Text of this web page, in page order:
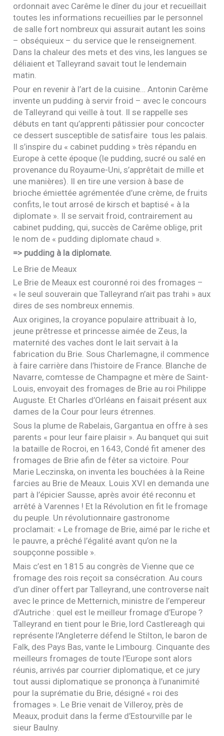
ordonnait avec Carême le dîner du jour et recueillait
toutes les informations recueillies par le personnel
de salle fort nombreux qui assurait autant les soins
– obséquieux – du service que le renseignement.
Dans la chaleur des mets et des vins, les langues se
déliaient et Talleyrand savait tout le lendemain
matin.
Pour en revenir à l’art de la cuisine… Antonin Carême
invente un pudding à servir froid – avec le concours
de Talleyrand qui veille à tout. Il se rappelle ses
débuts en tant qu’apprenti pâtissier pour concocter
ce dessert susceptible de satisfaire tous les palais.
Il s’inspire du « cabinet pudding » très répandu en
Europe à cette époque (le pudding, sucré ou salé en
provenance du Royaume-Uni, s’apprêtait de mille et
une manières). Il en tire une version à base de
brioche émiettée agrémentée d’une crème, de fruits
confits, le tout arrosé de kirsch et baptisé « à la
diplomate ». Il se servait froid, contrairement au
cabinet pudding, qui, succès de Carême oblige, prit
le nom de « pudding diplomate chaud ».
=> pudding à la diplomate.
Le Brie de Meaux
Le Brie de Meaux est couronné roi des fromages –
« le seul souverain que Talleyrand n’ait pas trahi » aux
dires de ses nombreux ennemis.
Aux origines, la croyance populaire attribuait à Io,
jeune prêtresse et princesse aimée de Zeus, la
maternité des vaches dont le lait servait à la
fabrication du Brie. Sous Charlemagne, il commence
à faire carrière dans l’histoire de France. Blanche de
Navarre, comtesse de Champagne et mère de Saint-
Louis, envoyait des fromages de Brie au roi Philippe
Auguste. Et Charles d’Orléans en faisait présent aux
dames de la Cour pour leurs étrennes.
Sous la plume de Rabelais, Gargantua en offre à ses
parents « pour leur faire plaisir ». Au banquet qui suit
la bataille de Rocroi, en 1643, Condé fit amener des
fromages de Brie afin de fêter sa victoire. Pour
Marie Leczinska, on inventa les bouchées à la Reine
farcies au Brie de Meaux. Louis XVI en demanda une
part à l’épicier Sausse, après avoir été reconnu et
arrêté à Varennes ! Et la Révolution en fit le fromage
du peuple. Un révolutionnaire gastronome
proclamait: « Le fromage de Brie, aimé par le riche et
le pauvre, a prêché l’égalité avant qu’on ne la
soupçonne possible ».
Mais c’est en 1815 au congrès de Vienne que ce
fromage des rois reçoit sa consécration. Au cours
d’un dîner offert par Talleyrand, une controverse naît
avec le prince de Metternich, ministre de l’empereur
d’Autriche : quel est le meilleur fromage d’Europe ?
Talleyrand en tient pour le Brie, lord Castlereagh qui
représente l’Angleterre défend le Stilton, le baron de
Falk, des Pays Bas, vante le Limbourg. Cinquante des
meilleurs fromages de toute l’Europe sont alors
réunis, arrivés par courrier diplomatique, et ce jury
tout aussi diplomatique se prononça à l’unanimité
pour la suprématie du Brie, désigné « roi des
fromages ». Le Brie venait de Villeroy, près de
Meaux, produit dans la ferme d’Estourville par le
sieur Baulny.